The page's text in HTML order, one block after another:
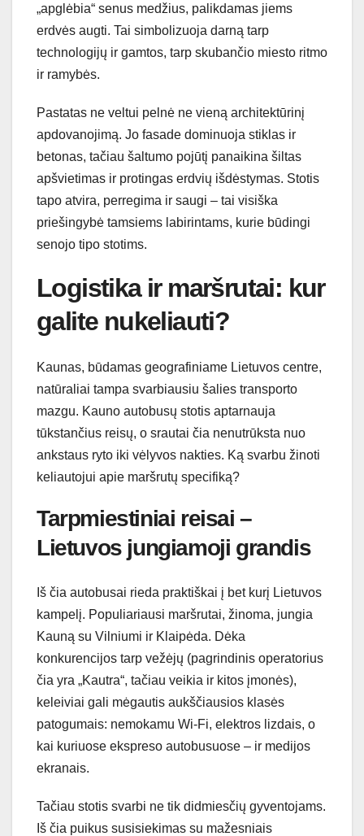
„apglėbia“ senus medžius, palikdamas jiems
erdvės augti. Tai simbolizuoja darną tarp
technologijų ir gamtos, tarp skubančio miesto ritmo
ir ramybės.
Pastatas ne veltui pelnė ne vieną architektūrinį
apdovanojimą. Jo fasade dominuoja stiklas ir
betonas, tačiau šaltumo pojūtį panaikina šiltas
apšvietimas ir protingas erdvių išdėstymas. Stotis
tapo atvira, perregima ir saugi – tai visiška
priešingybė tamsiems labirintams, kurie būdingi
senojo tipo stotims.
Logistika ir maršrutai: kur
galite nukeliauti?
Kaunas, būdamas geografiniame Lietuvos centre,
natūraliai tampa svarbiausiu šalies transporto
mazgu. Kauno autobusų stotis aptarnauja
tūkstančius reisų, o srautai čia nenutrūksta nuo
ankstaus ryto iki vėlyvos nakties. Ką svarbu žinoti
keliautojui apie maršrutų specifiką?
Tarpmiestiniai reisai –
Lietuvos jungiamoji grandis
Iš čia autobusai rieda praktiškai į bet kurį Lietuvos
kampelį. Populiariausi maršrutai, žinoma, jungia
Kauną su Vilniumi ir Klaipėda. Dėka
konkurencijos tarp vežėjų (pagrindinis operatorius
čia yra „Kautra“, tačiau veikia ir kitos įmonės),
keleiviai gali mėgautis aukščiausios klasės
patogumais: nemokamu Wi-Fi, elektros lizdais, o
kai kuriuose ekspreso autobusuose – ir medijos
ekranais.
Tačiau stotis svarbi ne tik didmiesčių gyventojams.
Iš čia puikus susisiekimas su mažesniais